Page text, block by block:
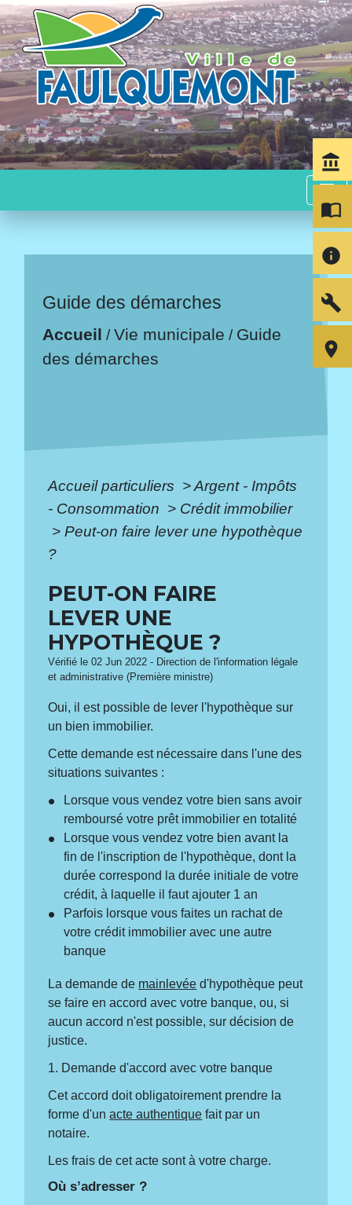
menu
Guide des démarches
Accueil /Vie municipale / Guide
des démarches
Accueil particuliers >Argent - Impôts
- Consommation > Crédit immobilier
> Peut-on faire lever une hypothèque
?
PEUT-ON FAIRE
LEVER UNE
HYPOTHÈQUE ?
Vérifié le 02 Jun 2022 - Direction de l'information légale
et administrative (Première ministre)
Oui, il est possible de lever l'hypothèque sur
un bien immobilier.
Cette demande est nécessaire dans l'une des
situations suivantes :
Lorsque vous vendez votre bien sans avoir
remboursé votre prêt immobilier en totalité
Lorsque vous vendez votre bien avant la
fin de l'inscription de l'hypothèque, dont la
durée correspond la durée initiale de votre
crédit, à laquelle il faut ajouter 1 an
Parfois lorsque vous faites un rachat de
votre crédit immobilier avec une autre
banque
La demande de mainlevée d'hypothèque peut
se faire en accord avec votre banque, ou, si
aucun accord n'est possible, sur décision de
justice.
1. Demande d'accord avec votre banque
Cet accord doit obligatoirement prendre la
forme d'unacte authentique fait par un
notaire.
Les frais de cet acte sont à votre charge.
Où s’adresser ?
account_balance
import_contacts
info
build
room